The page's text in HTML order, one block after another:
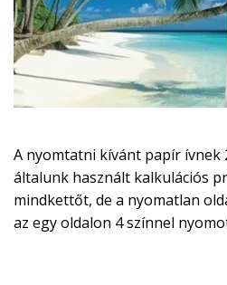
A nyomtatni kívánt papír ívnek
általunk használt kalkulációs
mindkettőt, de a nyomatlan
az egy oldalon 4 színnel